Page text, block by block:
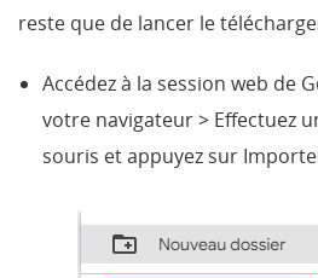
reste que de lancer le
Accédez à la session web de
votre navigateur > Effectuez
souris et appuyez sur